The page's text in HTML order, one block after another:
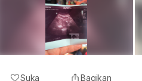
Suka Bagikan